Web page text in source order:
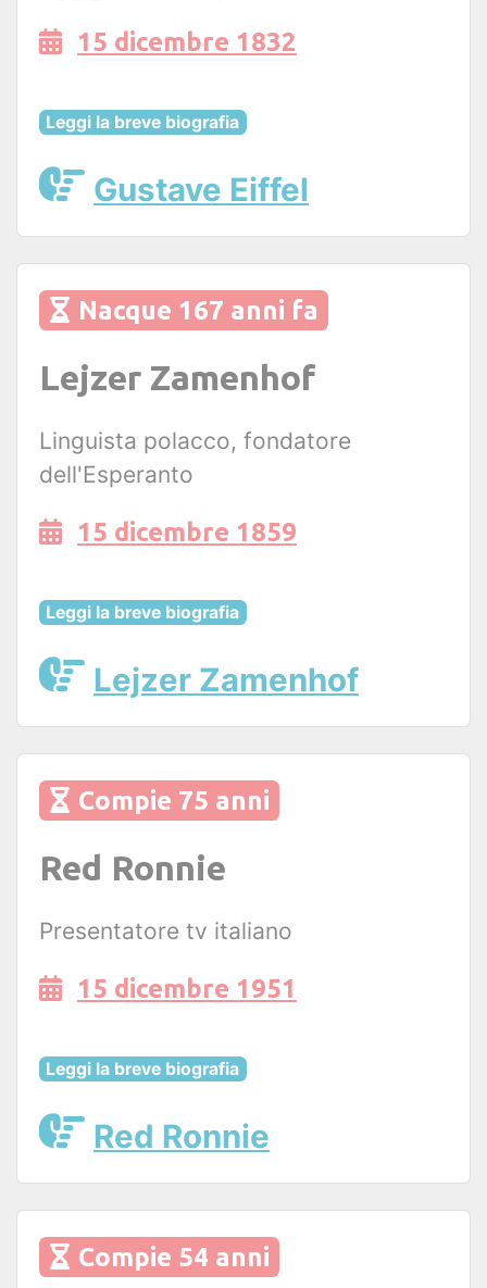
15 dicembre 1832
Leggi la breve biografia
Gustave Eiffel
Nacque 167 anni fa
Lejzer Zamenhof
Linguista polacco, fondatore
dell'Esperanto
15 dicembre 1859
Leggi la breve biografia
Lejzer Zamenhof
Compie 75 anni
Red Ronnie
Presentatore tv italiano
15 dicembre 1951
Leggi la breve biografia
Red Ronnie
Compie 54 anni